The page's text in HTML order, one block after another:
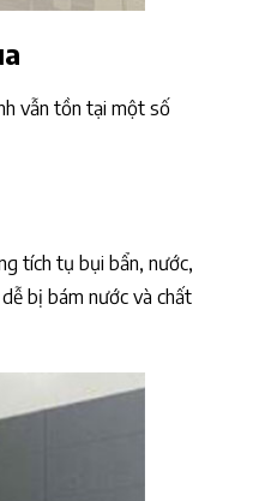
vẫn tồn tại một số
tích tụ bụi bẩn, nước,
bị bám nước và chất